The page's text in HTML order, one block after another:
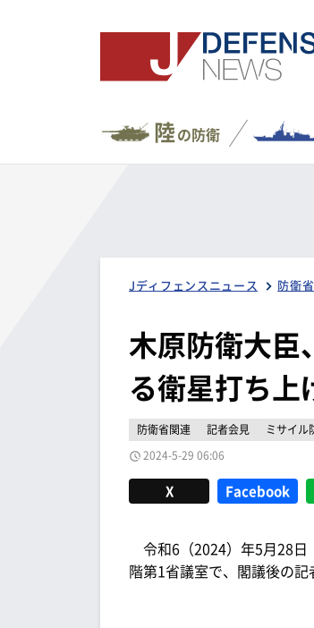
陸の防衛
Jディフェンスニュース 防衛
木原防衛大
る衛星打ち上
防衛省関連 記者会見
ミサイル
2024-5-29 06:06
X Facebook
令和6（2024）年5月28日
階第1省議室で、閣議後の